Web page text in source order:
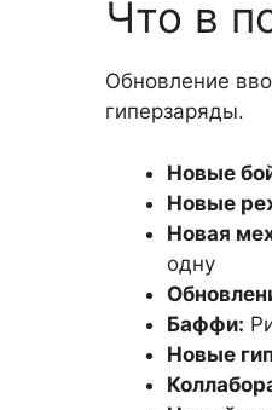
Что в
Обновление
гиперзаряды.
Новые
Новые
Новая
одну
Баффи:
Новые